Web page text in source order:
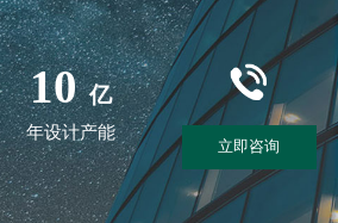
10 亿
年设计产能
立即咨询